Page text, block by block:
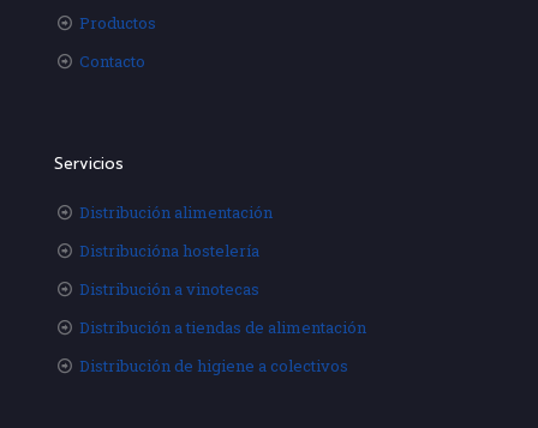
Productos
Contacto
Servicios
Distribución alimentación
Distribucióna hostelería
Distribución a vinotecas
Distribución a tiendas de alimentación
Distribución de higiene a colectivos